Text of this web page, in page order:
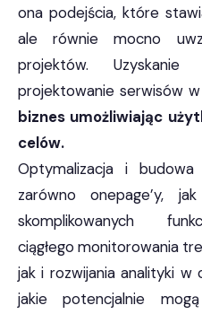
ona podejścia, które
ale równie mocno
projektów.
projektowanie serwisów
biznes umożliwiając
celów.
Optymalizacja i budowa
zarówno onepage’y,
skomplikowanych
ciągłego monitorowania
jak i rozwijania analityki w
jakie potencjalnie